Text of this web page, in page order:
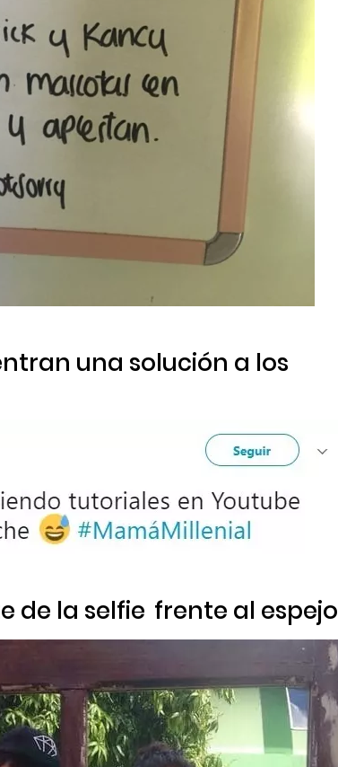
una solución a los
de la selfie frente al espejo